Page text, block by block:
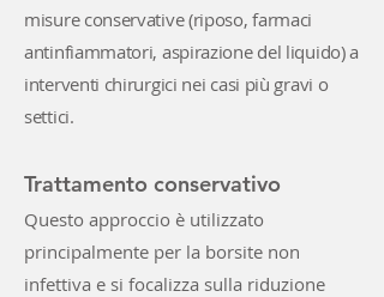
misure conservative (riposo, farmaci
antinfiammatori, aspirazione del liquido) a
interventi chirurgici nei casi più gravi o
settici.
Trattamento conservativo
Questo approccio è utilizzato
principalmente per la borsite non
infettiva e si focalizza sulla riduzione